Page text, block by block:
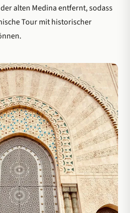
alten Medina entfernt, sodass
Tour mit historischer